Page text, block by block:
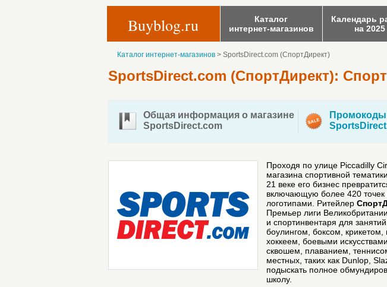
Buyblog.ru
Каталог
интернет-магазинов
Календарь
на
Каталог интернет-магазинов > SportsDirect.com (СпортДирект)
SportsDirect.com (СпортДирект):
Общая информация о магазине
SportsDirect.com
Промокоды
Проходя по улице Piccadilly
магазина спортивной
21 веке его бизнес
включающую более 420 точек
логотипами. Ритейлер
Премьер лиги
и спортинвентаря для
боулингом, боксом,
хоккеем, боевыми
сквошем, плаванием,
местных, таких как Dunlop,
подыскать полное
школу.